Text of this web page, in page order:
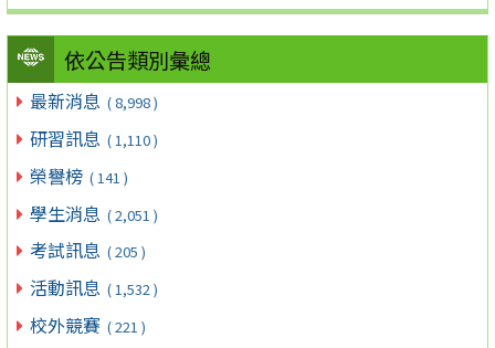
依公告類別彙總
最新消息 ( 8,998 )
研習訊息 ( 1,110 )
榮譽榜 ( 141 )
學生消息 ( 2,051 )
考試訊息 ( 205 )
活動訊息 ( 1,532 )
校外競賽 ( 221 )